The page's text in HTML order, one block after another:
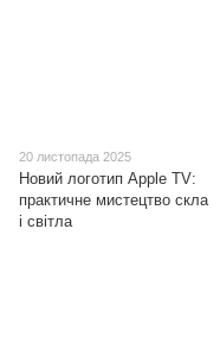
20 листопада 2025
Новий логотип Apple TV:
практичне мистецтво скла
і світла